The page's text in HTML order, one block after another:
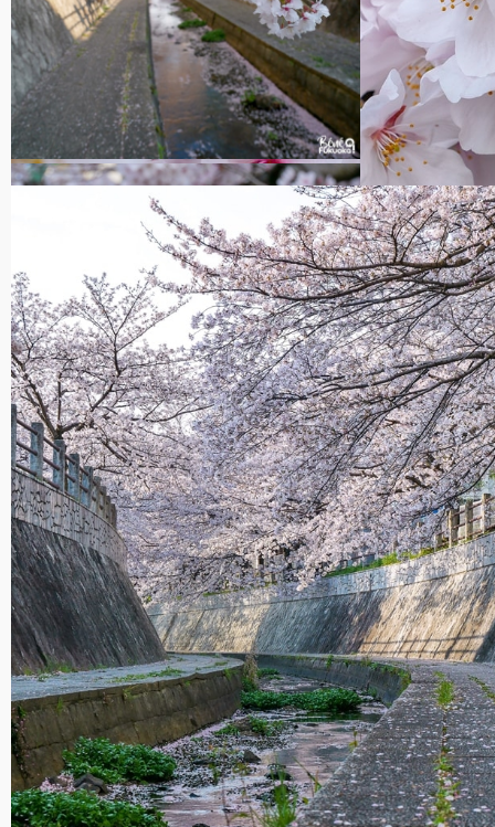
Fleurs de cerisiers à Fukuoka
Coin secret à cerisiers, Fukuoka
Fleurs de cerisiers à Fukuoka